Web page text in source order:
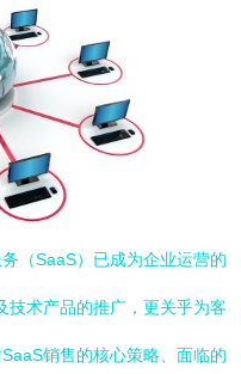
（SaaS）已成为企业运营的
技术产品的推广，更关乎为客
销售的核心策略、面临的